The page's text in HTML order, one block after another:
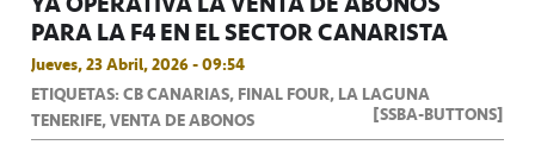
PARA LA F4 EN EL SECTOR CANARISTA
Jueves, 23 Abril, 2026 - 09:54
ETIQUETAS: CB CANARIAS, FINAL FOUR, LA LAGUNA
TENERIFE, VENTA DE ABONOS
[SSBA-BUTTONS]